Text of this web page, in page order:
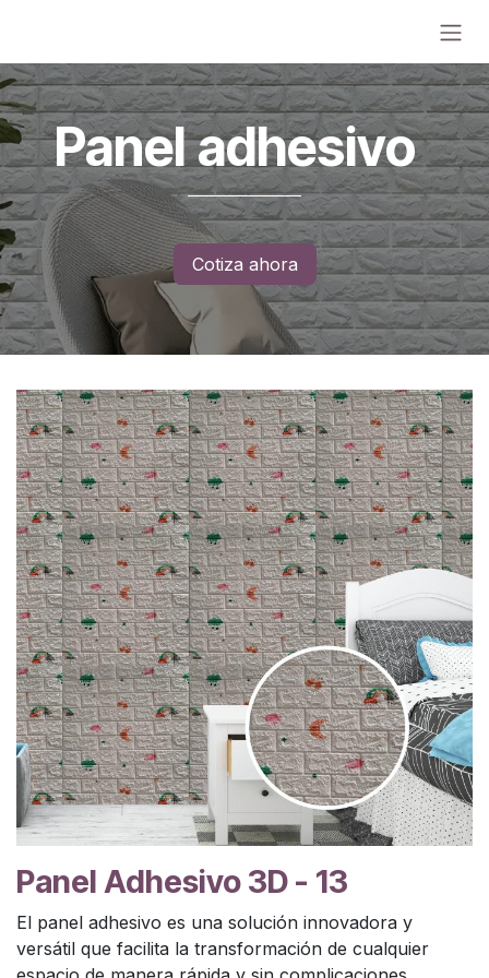
Panel adhesivo
Cotiza ahora
Panel Adhesivo 3D - 13
El panel adhesivo es una solución innovadora y
versátil que facilita la transformación de cualquier